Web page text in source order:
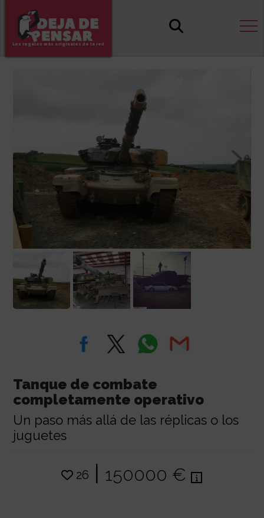
Los regalos más originales de la red
Tanque de combate
completamente operativo
Un paso más allá de las réplicas o los
juguetes
26 | 150000 €